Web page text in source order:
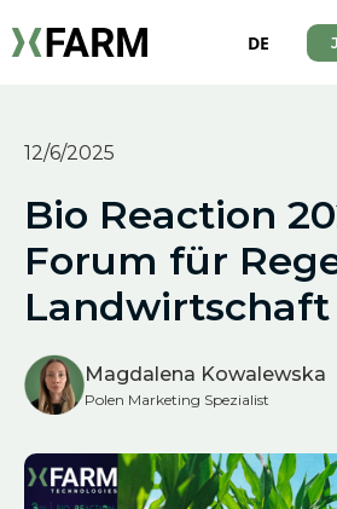
DE
12/6/2025
Bio Reaction
Forum für
Landwirtschaft
Magdalena Kowalewska
Polen Marketing Spezialist